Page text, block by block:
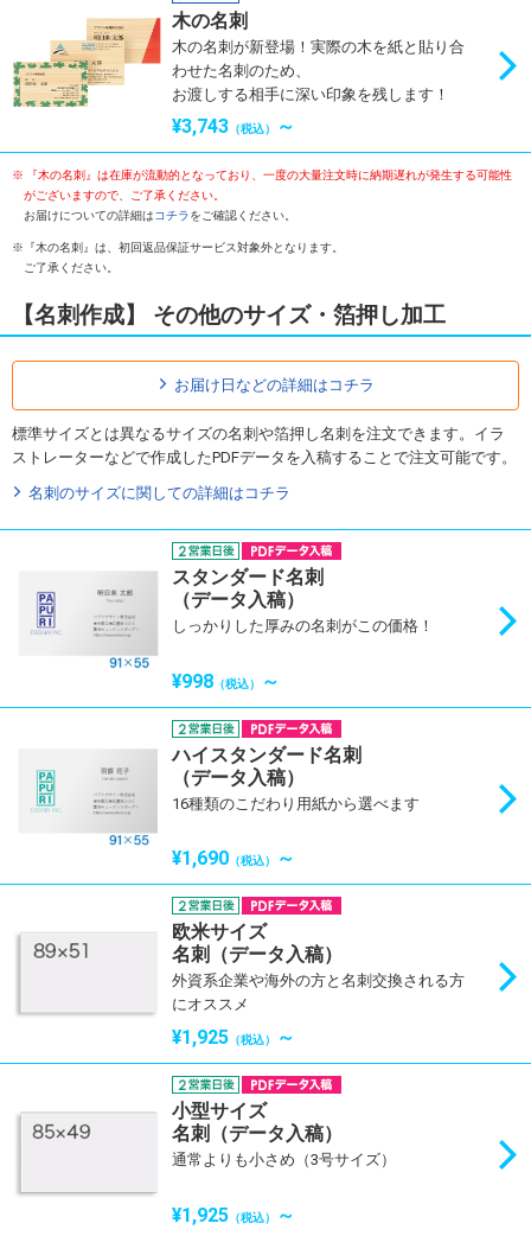
木の名刺
木の名刺が新登場！実際の木を紙と貼り合
わせた名刺のため、
お渡しする相手に深い印象を残します！
¥3,743 （税込） ～
『木の名刺』は在庫が流動的となっており、一度の大量注文時に納期遅れが発生する可能性
がございますので、ご了承ください。
お届けについての詳細はコチラをご確認ください。
『木の名刺』は、初回返品保証サービス対象外となります。
ご了承ください。
【名刺作成】 その他のサイズ・箔押し加工
お届け日などの詳細はコチラ
標準サイズとは異なるサイズの名刺や箔押し名刺を注文できます。イラ
ストレーターなどで作成したPDFデータを入稿することで注文可能です。
名刺のサイズに関しての詳細はコチラ
スタンダード名刺
（データ入稿）
しっかりした厚みの名刺がこの価格！
¥998 （税込） ～
ハイスタンダード名刺
（データ入稿）
16種類のこだわり用紙から選べます
¥1,690 （税込） ～
欧米サイズ
名刺（データ入稿）
外資系企業や海外の方と名刺交換される方
にオススメ
¥1,925 （税込） ～
小型サイズ
名刺（データ入稿）
通常よりも小さめ（3号サイズ）
¥1,925 （税込） ～